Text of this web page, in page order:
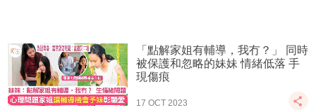
「點解家姐有輔導，我冇？」 同時
被保護和忽略的妹妹 情緒低落 手
現傷痕
17 OCT 2023